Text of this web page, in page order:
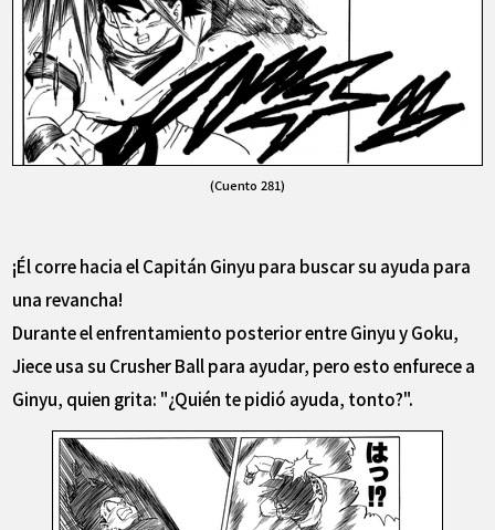
(Cuento 281)
¡Él corre hacia el Capitán Ginyu para buscar su ayuda para
una revancha!
Durante el enfrentamiento posterior entre Ginyu y Goku,
Jiece usa su Crusher Ball para ayudar, pero esto enfurece a
Ginyu, quien grita: "¿Quién te pidió ayuda, tonto?".